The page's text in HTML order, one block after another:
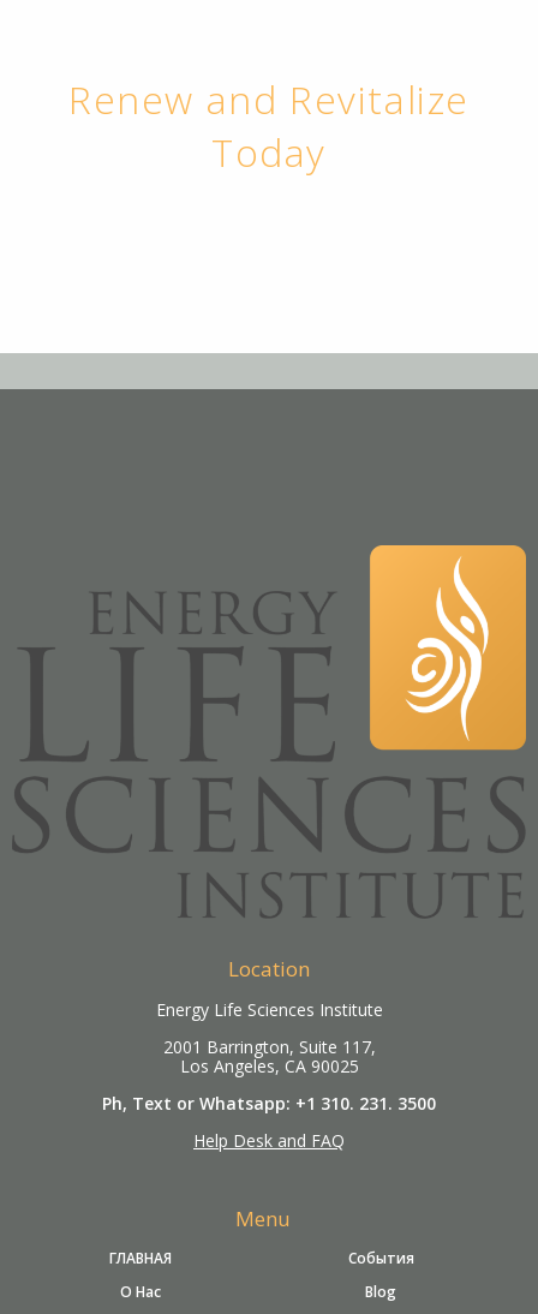
Renew and Revitalize
Today
Location
Energy Life Sciences Institute
2001 Barrington, Suite 117,
Los Angeles, CA 90025
Ph, Text or Whatsapp: +1 310. 231. 3500
Help Desk and FAQ
Menu
ГЛАВНАЯ
События
О Нас
Blog